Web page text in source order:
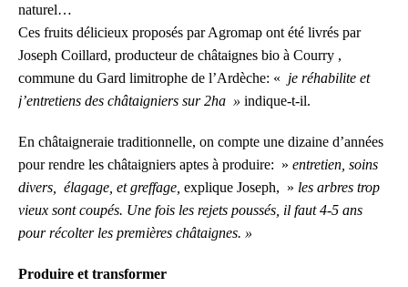
naturel…
Ces fruits délicieux proposés par Agromap ont été livrés par
Joseph Coillard, producteur de châtaignes bio à Courry ,
commune du Gard limitrophe de l’Ardèche: « je réhabilite et
j’entretiens des châtaigniers sur 2ha » indique-t-il.
En châtaigneraie traditionnelle, on compte une dizaine d’années
pour rendre les châtaigniers aptes à produire: » entretien, soins
divers, élagage, et greffage explique Joseph, » les arbres trop
vieux sont coupés. Une fois les rejets poussés, il faut 4-5 ans
pour récolter les premières châtaignes. »
Produire et transformer